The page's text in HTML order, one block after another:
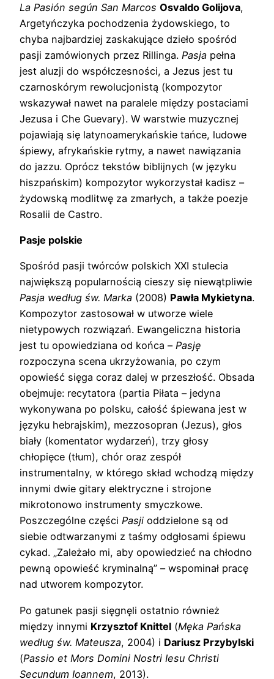
La Pasión según San Marcos Osvaldo Golijova,
Argetyńczyka pochodzenia żydowskiego, to
chyba najbardziej zaskakujące dzieło spośród
pasji zamówionych przez Rillinga. Pasja pełna
jest aluzji do współczesności, a Jezus jest tu
czarnoskórym rewolucjonistą (kompozytor
wskazywał nawet na paralele między postaciami
Jezusa i Che Guevary). W warstwie muzycznej
pojawiają się latynoamerykańskie tańce, ludowe
śpiewy, afrykańskie rytmy, a nawet nawiązania
do jazzu. Oprócz tekstów biblijnych (w języku
hiszpańskim) kompozytor wykorzystał kadisz –
żydowską modlitwę za zmarłych, a także poezje
Rosalii de Castro.
Pasje polskie
Spośród pasji twórców polskich XXI stulecia
największą popularnością cieszy się niewątpliwie
Pasja według św. Marka (2008) Pawła Mykietyna.
Kompozytor zastosował w utworze wiele
nietypowych rozwiązań. Ewangeliczna historia
jest tu opowiedziana od końca – Pasję
rozpoczyna scena ukrzyżowania, po czym
opowieść sięga coraz dalej w przeszłość. Obsada
obejmuje: recytatora (partia Piłata – jedyna
wykonywana po polsku, całość śpiewana jest w
języku hebrajskim), mezzosopran (Jezus), głos
biały (komentator wydarzeń), trzy głosy
chłopięce (tłum), chór oraz zespół
instrumentalny, w którego skład wchodzą między
innymi dwie gitary elektryczne i strojone
mikrotonowo instrumenty smyczkowe.
Poszczególne części Pasji oddzielone są od
siebie odtwarzanymi z taśmy odgłosami śpiewu
cykad. „Zależało mi, aby opowiedzieć na chłodno
pewną opowieść kryminalną” – wspominał pracę
nad utworem kompozytor.
Po gatunek pasji sięgnęli ostatnio również
między innymi Krzysztof Knittel (Męka Pańska
według św. Mateusza, 2004) i Dariusz Przybylski
(Passio et Mors Domini Nostri Iesu Christi
Secundum Ioannem, 2013).